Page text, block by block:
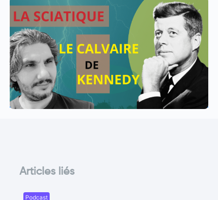
Articles liés
Podcast